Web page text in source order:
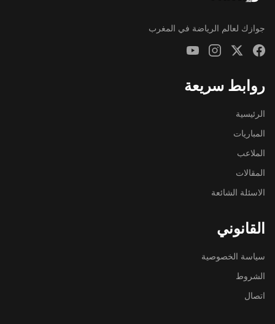
جوازك لعالم الرياضة في المغرب
روابط سريعة
الرئيسية
المباريات
الملاعب
المقالات
الاسئلة الشائعة
القانوني
سياسة الخصوصية
الشروط
اتصال